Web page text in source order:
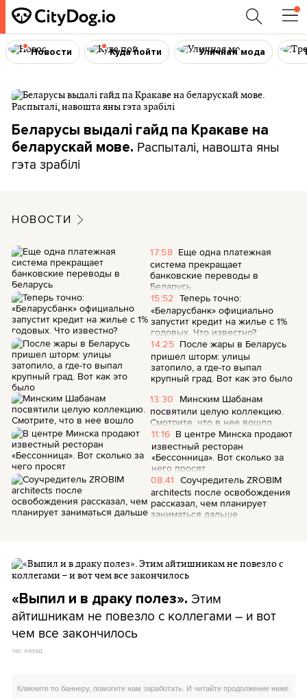
Новости Куда пойти Уличная мода
Беларусы выдалі гайд па Кракаве на
беларускай мове. Распыталі, навошта яны
гэта зрабілі
НОВОСТИ
17:58 Еще одна платежная
система прекращает
банковские переводы в
Беларусь
15:52 Теперь точно:
«Беларусбанк» официально
запустит кредит на жилье с 1%
годовых. Что известно?
14:25 После жары в Беларусь
пришел шторм: улицы
затопило, а где-то выпал
крупный град. Вот как это было
13:30 Минским Шабанам
посвятили целую коллекцию.
Смотрите, что в нее вошло
11:16 В центре Минска продают
известный ресторан
«Бессонница». Вот сколько за
него просят
08:41 Соучредитель ZROBIM
architects после освобождения
рассказал, чем планирует
заниматься дальше
«Выпил и в драку полез». Этим
айтишникам не повезло с коллегами – и вот
чем все закончилось
час назад